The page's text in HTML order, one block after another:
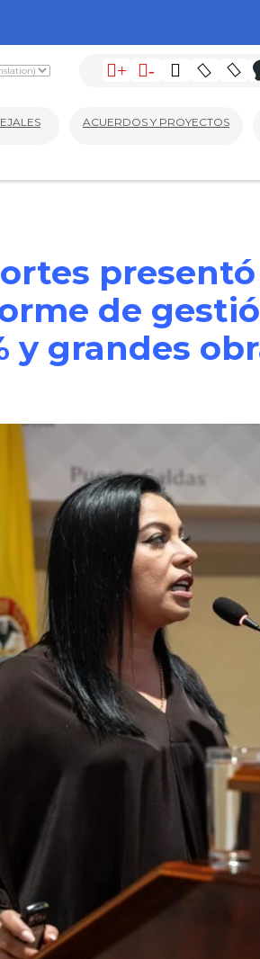
+ -
ACUERDOS Y PROYECTOS
de
y grandes